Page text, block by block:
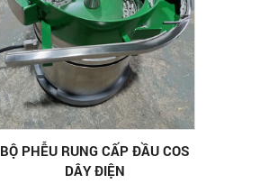
BỘ PHỄU RUNG CẤP ĐẦU COS
DÂY ĐIỆN